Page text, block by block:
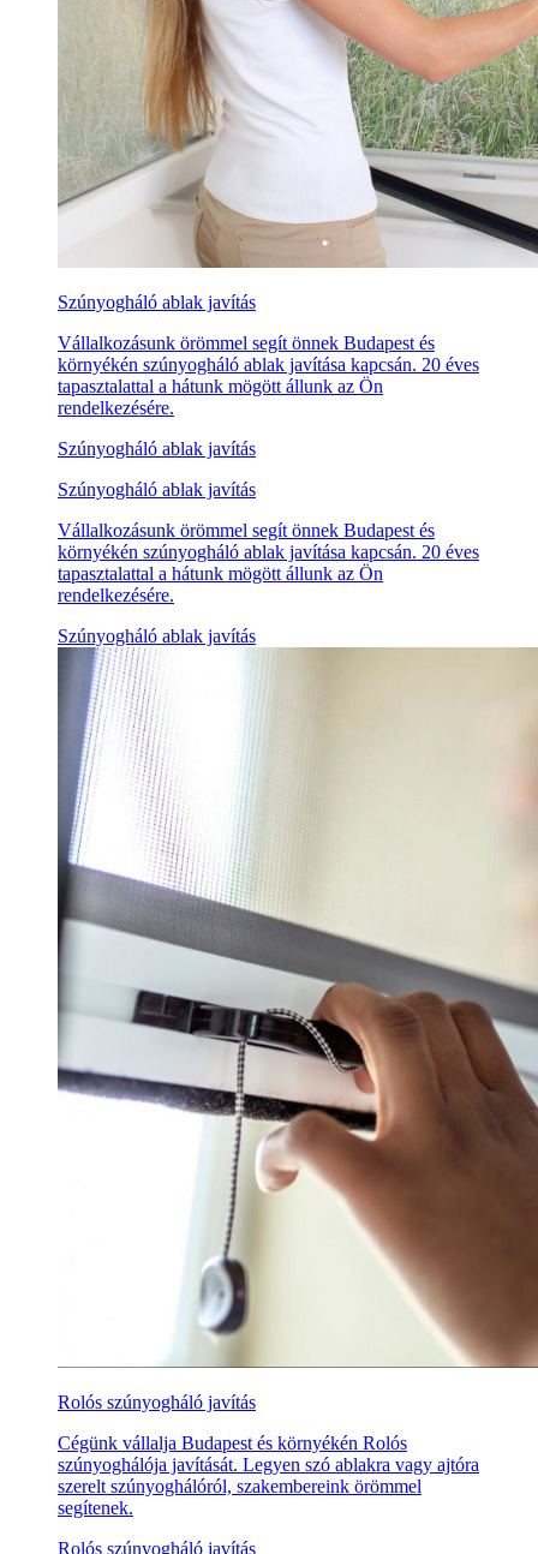
Szúnyogháló ablak javítás
Vállalkozásunk örömmel segít önnek Budapest és
környékén szúnyogháló ablak javítása kapcsán. 20 éves
tapasztalattal a hátunk mögött állunk az Ön
rendelkezésére.
Szúnyogháló ablak javítás
Szúnyogháló ablak javítás
Vállalkozásunk örömmel segít önnek Budapest és
környékén szúnyogháló ablak javítása kapcsán. 20 éves
tapasztalattal a hátunk mögött állunk az Ön
rendelkezésére.
Szúnyogháló ablak javítás
Rolós szúnyogháló javítás
Cégünk vállalja Budapest és környékén Rolós
szúnyoghálója javítását. Legyen szó ablakra vagy ajtóra
szerelt szúnyoghálóról, szakembereink örömmel
segítenek.
Rolós szúnyogháló javítás